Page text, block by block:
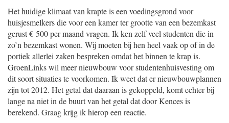
Het huidige klimaat van krapte is een voedingsgrond voor
huisjesmelkers die voor een kamer ter grootte van een bezemkast
gerust € 500 per maand vragen. Ik ken zelf veel studenten die in
zo’n bezemkast wonen. Wij moeten bij hen heel vaak op of in de
portiek allerlei zaken bespreken omdat het binnen te krap is.
GroenLinks wil meer nieuwbouw voor studentenhuisvesting om
dit soort situaties te voorkomen. Ik weet dat er nieuwbouwplannen
zijn tot 2012. Het getal dat daaraan is gekoppeld, komt echter bij
lange na niet in de buurt van het getal dat door Kences is
berekend. Graag krijg ik hierop een reactie.